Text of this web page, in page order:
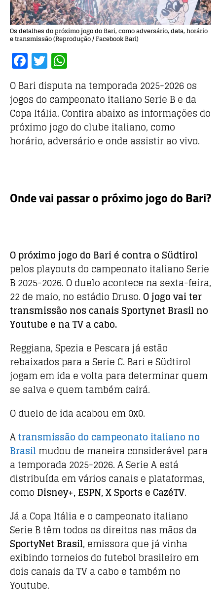
Os detalhes do próximo jogo do Bari, como adversário, data, horário
e transmissão (Reprodução / Facebook Bari)
F
a
c
e
b
o
T
w
it
te
r
h
at
s
A
p
O Bari disputa na temporada 2025-2026 os
jogos do campeonato italiano Serie B e da
Copa Itália. Confira abaixo as informações do
próximo jogo do clube italiano, como
horário, adversário e onde assistir ao vivo.
Onde vai passar o próximo jogo do Bari?
O próximo jogo do Bari é contra o Südtirol
pelos playouts do campeonato italiano Serie
B 2025-2026. O duelo acontece na sexta-feira,
22 de maio, no estádio Druso. O jogo vai ter
transmissão nos canais Sportynet Brasil no
Youtube e na TV a cabo.
Reggiana, Spezia e Pescara já estão
rebaixados para a Serie C. Bari e Südtirol
jogam em ida e volta para determinar quem
se salva e quem também cairá.
O duelo de ida acabou em 0x0.
Atransmissão do campeonato italiano no
Brasil mudou de maneira considerável para
a temporada 2025-2026. A Serie A está
distribuída em vários canais e plataformas,
como Disney+, ESPN, X Sports e CazéTV.
Já a Copa Itália e o campeonato italiano
Serie B têm todos os direitos nas mãos da
SportyNet Brasil, emissora que já vinha
exibindo torneios do futebol brasileiro em
dois canais da TV a cabo e também no
Youtube.